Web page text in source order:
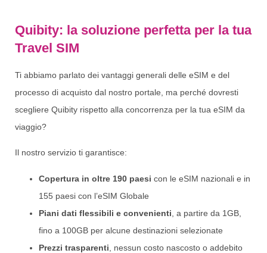
Quibity: la soluzione perfetta per la tua
Travel SIM
Ti abbiamo parlato dei vantaggi generali delle eSIM e del
processo di acquisto dal nostro portale, ma perché dovresti
scegliere Quibity rispetto alla concorrenza per la tua eSIM da
viaggio?
Il nostro servizio ti garantisce:
Copertura in oltre 190 paesi con le eSIM nazionali e in
155 paesi con l’eSIM Globale
Piani dati flessibili e convenienti , a partire da 1GB,
fino a 100GB per alcune destinazioni selezionate
Prezzi trasparenti , nessun costo nascosto o addebito